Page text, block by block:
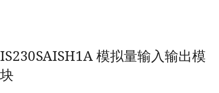
IS230SAISH1A 模拟量输入输出模
块